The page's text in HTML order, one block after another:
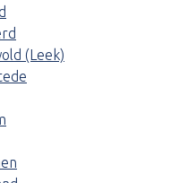
(Leek)